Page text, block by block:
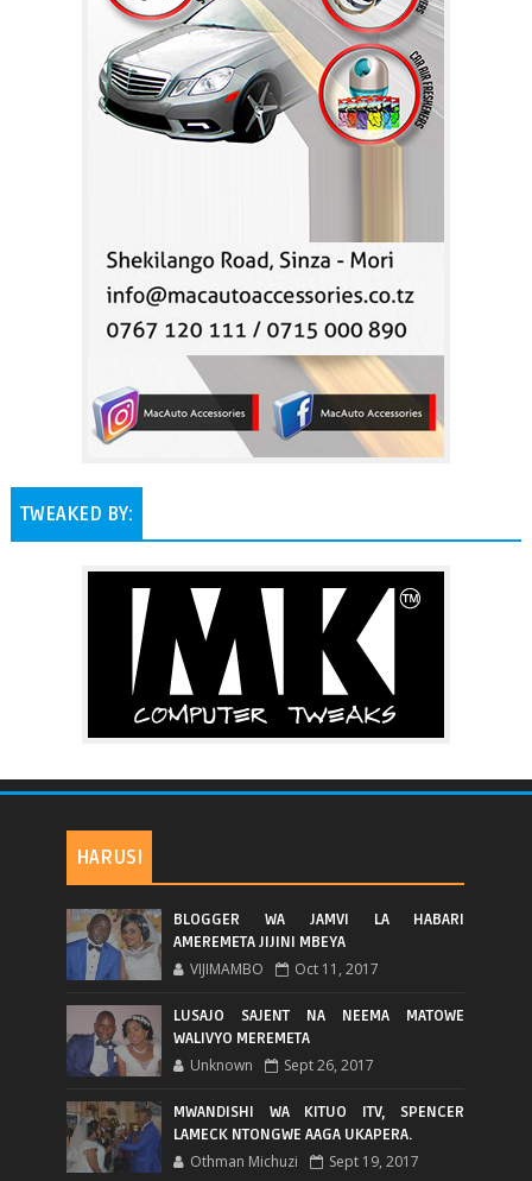
TWEAKED BY:
HARUSI
BLOGGER WA JAMVI LA HABARI
AMEREMETA JIJINI MBEYA
VIJIMAMBO Oct 11, 2017
LUSAJO SAJENT NA NEEMA MATOWE
WALIVYO MEREMETA
Unknown Sept 26, 2017
MWANDISHI WA KITUO ITV, SPENCER
LAMECK NTONGWE AAGA UKAPERA.
Othman Michuzi Sept 19, 2017